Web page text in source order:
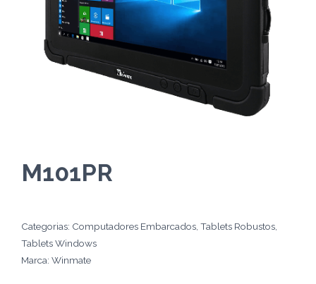
M101PR
Categorias: Computadores Embarcados, Tablets Robustos,
Tablets Windows
Marca: Winmate